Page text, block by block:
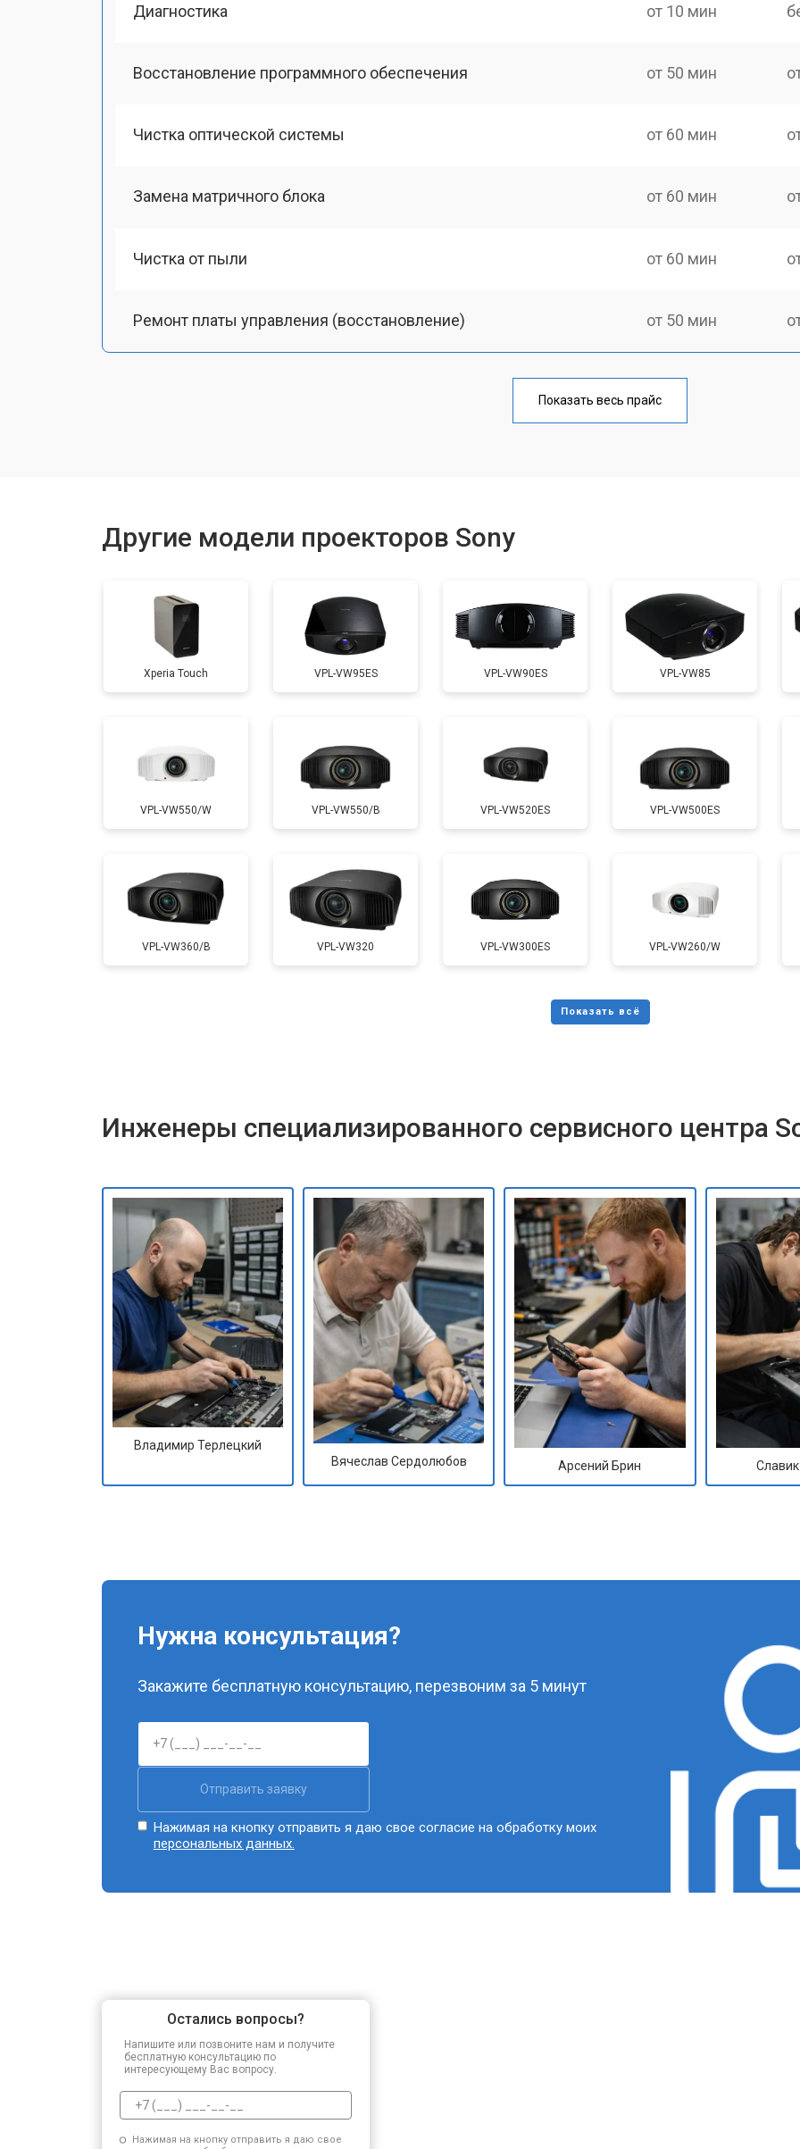
Диагностика от 10 мин
Восстановление программного обеспечения от 50 мин
Чистка оптической системы от 60 мин
Замена матричного блока от 60 мин
Чистка от пыли от 60 мин
Ремонт платы управления (восстановление) от 50 мин
от 60 мин
Ремонт блока питания от 70 мин
Замена блока розжига от 50 мин
Показать весь прайс
Другие модели проекторов Sony
Xperia Touch VPL-VW95ES VPL-VW90ES VPL-VW85
VPL-VW550/W VPL-VW550/B VPL-VW520ES VPL-VW500ES
VPL-VW360/B VPL-VW320 VPL-VW300ES VPL-VW260/W
Инженеры специализированного сервисного центра
Владимир Терлецкий
Вячеслав Сердолюбов
Арсений Брин
Нужна консультация?
Закажите бесплатную консультацию, перезвоним за 5 минут
Отправить заявку
Нажимая на кнопку отправить я даю свое согласие на обработку моих
персональных данных.
Остались вопросы?
Напишите или позвоните нам и получите
бесплатную консультацию по
интересующему Вас вопросу.
Нажимая на кнопку отправить я даю свое